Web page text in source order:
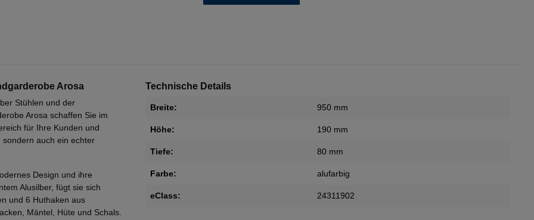
Arosa
Stühlen und der
Arosa schaffen Sie im
für Ihre Kunden und
auch ein echter
Design und ihre
Alusilber, fügt sie sich
und 6 Huthaken aus
Mäntel, Hüte und Schals.
Technische Details
Breite: 950 mm
Höhe: 190 mm
Tiefe: 80 mm
Farbe: alufarbig
eClass: 24311902